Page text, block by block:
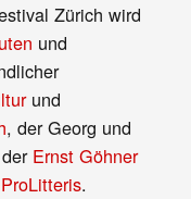
Zürich wird
und
und
, der Georg und
Ernst Göhner
ProLitteris.